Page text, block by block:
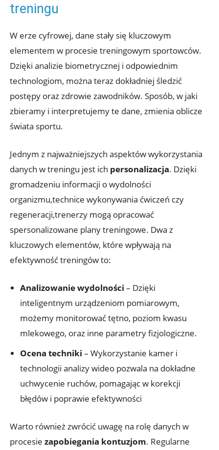
treningu
W erze cyfrowej, dane stały się kluczowym
elementem w procesie treningowym sportowców.
Dzięki analizie biometrycznej i odpowiednim
technologiom, można teraz dokładniej śledzić
postępy oraz zdrowie zawodników. Sposób, w jaki
zbieramy i interpretujemy te dane, zmienia oblicze
świata sportu.
Jednym z najważniejszych aspektów wykorzystania
danych w treningu jest ich personalizacja. Dzięki
gromadzeniu informacji o wydolności
organizmu,technice wykonywania ćwiczeń czy
regeneracji,trenerzy mogą opracować
spersonalizowane plany treningowe. Dwa z
kluczowych elementów, które wpływają na
efektywność treningów to:
Ana­lizowa­nie wydol­ności – Dzięki
inteligentnym urządzeniom pomiarowym,
możemy monitorować tętno, poziom kwasu
mlekowego, oraz inne parametry fizjologiczne.
Ocena techniki – Wykorzystanie kamer i
technologii analizy wideo pozwala na dokładne
uchwycenie ruchów, pomagając w korekcji
błędów i poprawie efektywności
Warto również zwrócić uwagę na rolę danych w
procesie zapobiegania kontuzjom. Regularne